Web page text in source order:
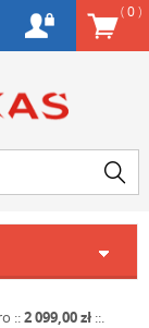
(0)
::2 099,00 zł ::.